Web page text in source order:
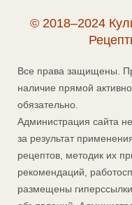
© 2018–2024
Все права защищены.
наличие прямой
обязательно.
Администрация сайта
за результат
рецептов, методик их
рекомендаций,
размещены